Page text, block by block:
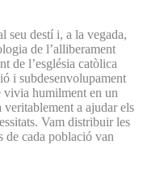
seu destí i, a la vegada,
de l’alliberament
de l’església catòlica
i subdesenvolupament
vivia humilment en un
a ajudar els
Vam distribuir les
de cada població van